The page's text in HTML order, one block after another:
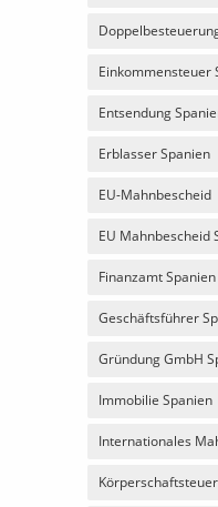
Einkommensteuer
Entsendung
Erblasser Spanien
EU-Mahnbescheid
EU Mahnbescheid
Finanzamt Spanien
Geschäftsführer
Gründung GmbH
Immobilie Spanien
Internationales